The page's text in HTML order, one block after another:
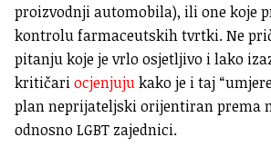
proizvodnji automobila), ili one koje
kontrolu farmaceutskih tvrtki. Ne
pitanju koje je vrlo osjetljivo i lako
kritičariocjenjujukako je i taj
plan neprijateljski orijentiran prema
odnosno LGBT zajednici.